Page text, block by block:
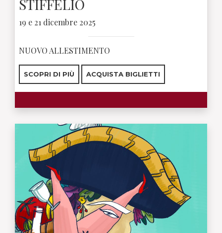
STIFFELIO
19 e 21 dicembre 2025
NUOVO ALLESTIMENTO
SCOPRI DI PIÙ ACQUISTA BIGLIETTI